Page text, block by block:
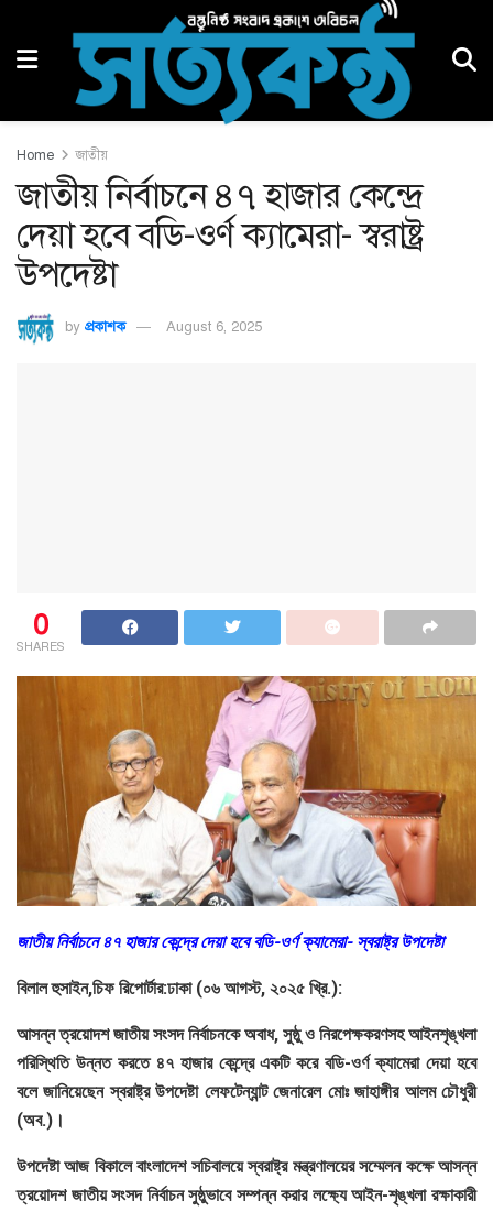
Home জাতীয়
জাতীয় নির্বাচনে ৪৭ হাজার কেন্দ্রে
দেয়া হবে বডি-ওর্ণ ক্যামেরা- স্বরাষ্ট্র
উপদেষ্টা
by প্রকাশক August 6, 2025
0
SHARES
জাতীয় নির্বাচনে ৪৭ হাজার কেন্দ্রে দেয়া হবে বডি-ওর্ণ ক্যামেরা- স্বরাষ্ট্র উপদেষ্টা
বিলাল হুসাইন,চিফ রিপোর্টার:ঢাকা (০৬ আগস্ট, ২০২৫ খ্রি.):
আসন্ন ত্রয়োদশ জাতীয় সংসদ নির্বাচনকে অবাধ, সুষ্ঠু ও নিরপেক্ষকরণসহ আইনশৃঙ্খলা
পরিস্থিতি উন্নত করতে ৪৭ হাজার কেন্দ্রে একটি করে বডি-ওর্ণ ক্যামেরা দেয়া হবে
বলে জানিয়েছেন স্বরাষ্ট্র উপদেষ্টা লেফটেন্যান্ট জেনারেল মোঃ জাহাঙ্গীর আলম চৌধুরী
(অব.)।
উপদেষ্টা আজ বিকালে বাংলাদেশ সচিবালয়ে স্বরাষ্ট্র মন্ত্রণালয়ের সম্মেলন কক্ষে আসন্ন
ত্রয়োদশ জাতীয় সংসদ নির্বাচন সুষ্ঠুভাবে সম্পন্ন করার লক্ষ্যে আইন-শৃঙ্খলা রক্ষাকারী